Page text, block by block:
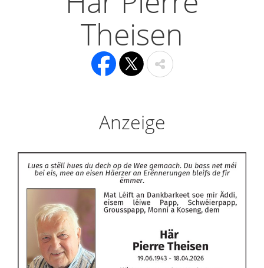
Theisen
Anzeige